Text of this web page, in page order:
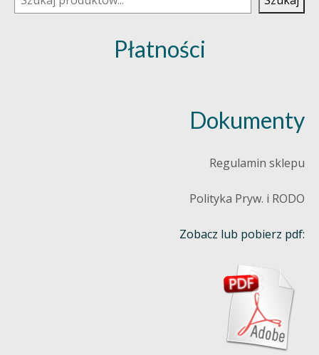
Płatności
Dokumenty
Regulamin sklepu
Polityka Pryw. i RODO
Zobacz lub pobierz pdf: